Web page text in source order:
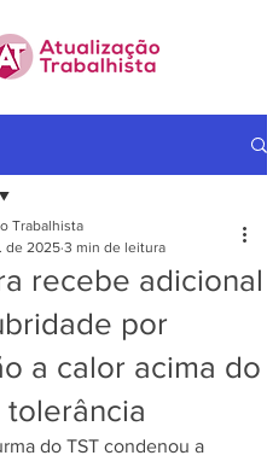
recebe adicional
por
a calor acima do
Trabalhista
de 2025 3 min de leitura
do TST condenou a